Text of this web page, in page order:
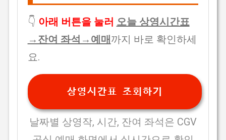
👇 아래 버튼을 눌러 오늘 상영시간표
→잔여 좌석→예매까지 바로 확인하세
요.
상영시간표 조회하기
날짜별 상영작, 시간, 잔여 좌석은 CGV